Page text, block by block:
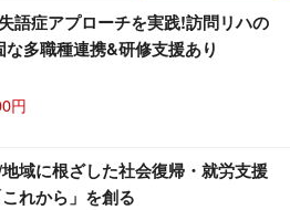
語症アプローチを実践!訪問リハの
多職種連携&研修支援あり
円
域に根ざした社会復帰・就労支援
れから」を創る